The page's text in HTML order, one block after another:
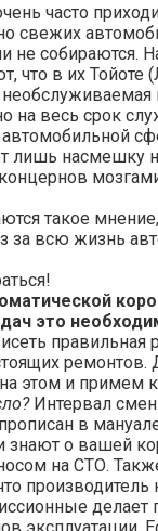
часто
свежих
не собираются.
что в их Тойоте
на весь срок
лишь насмешку
такое
за всю жизнь
это
правильная
ремонтов.
этом и примем
Интервал
в
знают о вашей
на СТО.
производитель
делает
эксплуатации.